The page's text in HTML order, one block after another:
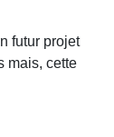
futur projet
mais, cette